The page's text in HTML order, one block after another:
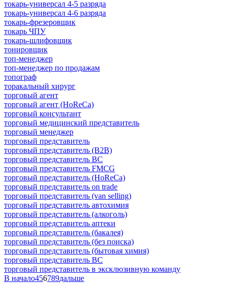
токарь-универсал 4-5 разряда
токарь-универсал 4-6 разряда
токарь-фрезеровщик
токарь ЧПУ
токарь-шлифовщик
тонировщик
топ-менеджер
топ-менеджер по продажам
топограф
торакальный хирург
торговый агент
торговый агент (HoReCa)
торговый консультант
торговый медицинский представитель
торговый менеджер
торговый представитель
торговый представитель (B2B)
торговый представитель BC
торговый представитель FMCG
торговый представитель (HoReCa)
торговый представитель on trade
торговый представитель (van selling)
торговый представитель автохимия
торговый представитель (алкоголь)
торговый представитель аптеки
торговый представитель (бакалея)
торговый представитель (без поиска)
торговый представитель (бытовая химия)
торговый представитель ВС
торговый представитель в эксклюзивную команду
В начало456789дальше